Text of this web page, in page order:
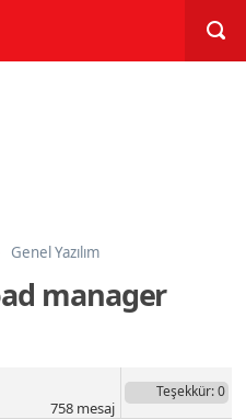
Genel Yazılım
manager
Teşekkür: 0
758mesaj